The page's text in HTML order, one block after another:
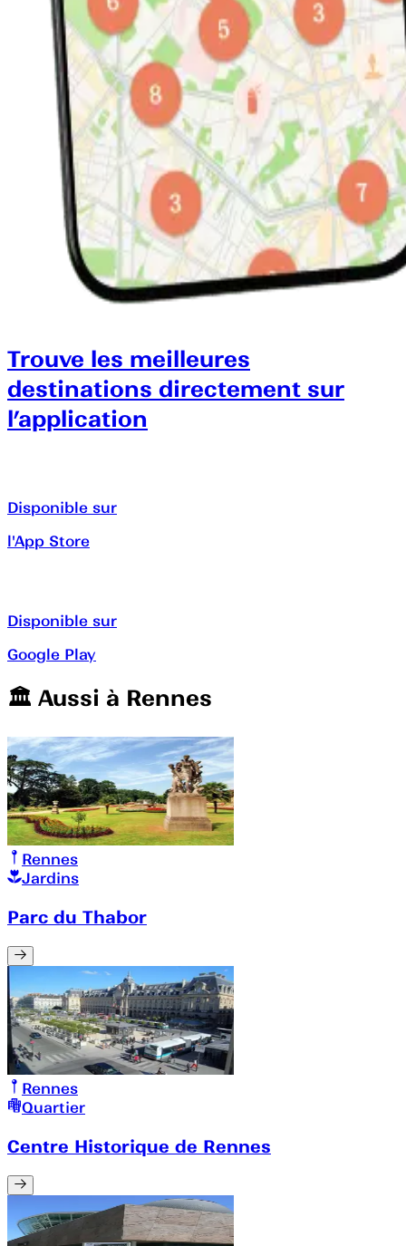
Trouve les meilleures
destinations directement sur
l’application
Disponible sur
l'App Store
Disponible sur
Google Play
🏛️️ Aussi à Rennes
Rennes
Jardins
Parc du Thabor
Rennes
Quartier
Centre Historique de Rennes